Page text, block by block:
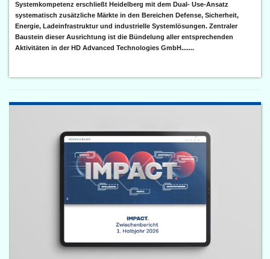
Systemkompetenz erschließt Heidelberg mit dem Dual- Use-Ansatz
systematisch zusätzliche Märkte in den Bereichen Defense, Sicherheit,
Energie, Ladeinfrastruktur und industrielle Systemlösungen. Zentraler
Baustein dieser Ausrichtung ist die Bündelung aller entsprechenden
Aktivitäten in der HD Advanced Technologies GmbH.......